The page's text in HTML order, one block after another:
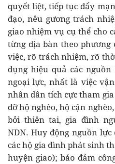
quyết liệt, tiếp tục đẩy
đạo, nêu gương trách
giao nhiệm vụ cụ thể cho
từng địa bàn theo phương
việc, rõ trách nhiệm, rõ
dụng hiệu quả các
ngoại lực, nhất là việc
nhân dân tích cực tham
đỡ hộ nghèo, hộ cận
bởi thiên tai, gia đình
NDN. Huy động nguồn lực
các hộ gia đình phát sinh
huyện giao); bảo đảm